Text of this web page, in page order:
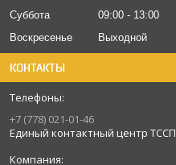
Суббота
09:00
13:00
Воскресенье
Выходной
КОНТАКТЫ
+7 (778) 021-01-46
Единый контактный центр ТССП